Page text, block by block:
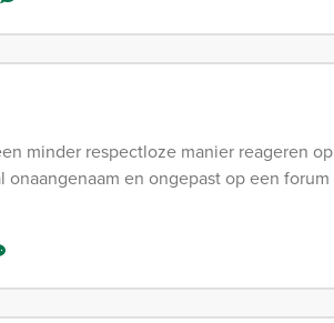
minder respectloze manier reageren
onaangenaam en ongepast op een